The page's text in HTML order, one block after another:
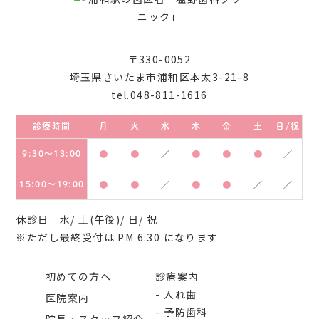
〒330-0052
埼玉県さいたま市浦和区本太3-21-8
tel.048-811-1616
診療時間 月 火 水 木 金 土 日/祝
9:30～13:00 ● ● ／ ● ● ● ／
15:00～19:00 ● ● ／ ● ● ／ ／
休診日 水/ 土(午後)/ 日/ 祝
※ただし最終受付は PM 6:30 になります
初めての方へ
医院案内
診療案内
入れ歯
予防歯科